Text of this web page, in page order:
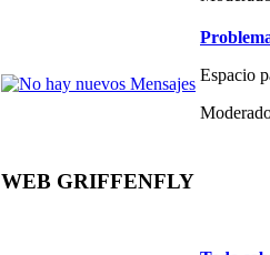
Espacio
WEB GRIFFENFLY